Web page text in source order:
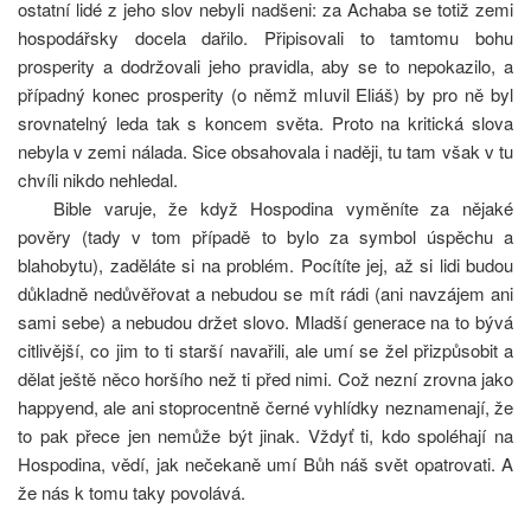
ostatní lidé z jeho slov nebyli nadšeni: za Achaba se totiž zemi
hospodářsky docela dařilo. Připisovali to tamtomu bohu
prosperity a dodržovali jeho pravidla, aby se to nepokazilo, a
případný konec prosperity (o němž mluvil Eliáš) by pro ně byl
srovnatelný leda tak s koncem světa. Proto na kritická slova
nebyla v zemi nálada. Sice obsahovala i naději, tu tam však v tu
chvíli nikdo nehledal.
Bible varuje, že když Hospodina vyměníte za nějaké
pověry (tady v tom případě to bylo za symbol úspěchu a
blahobytu), zaděláte si na problém. Pocítíte jej, až si lidi budou
důkladně nedůvěřovat a nebudou se mít rádi (ani navzájem ani
sami sebe) a nebudou držet slovo. Mladší generace na to bývá
citlivější, co jim to ti starší navařili, ale umí se žel přizpůsobit a
dělat ještě něco horšího než ti před nimi. Což nezní zrovna jako
happyend, ale ani stoprocentně černé vyhlídky nezname­nají, že
to pak přece jen nemůže být jinak. Vždyť ti, kdo spoléhají na
Hospodina, vědí, jak nečekaně umí Bůh náš svět opatrovati. A
že nás k tomu taky povolává.